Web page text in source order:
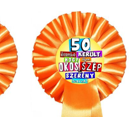
van.
A
változatok
a
termékoldalon
van.
A
a